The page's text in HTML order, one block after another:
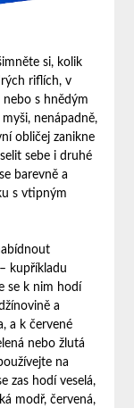
si, kolik
riflích, v
s hnědým
nenápadně,
obličej zanikne
sebe i druhé
barevně a
s vtipným
kupříkladu
se k nim hodí
a
a k červené
nebo žlutá
na
zas hodí veselá,
modř, červená,